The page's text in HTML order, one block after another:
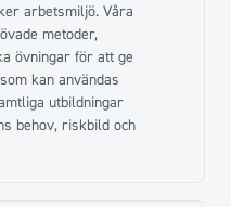
arbetsmiljö. Våra
metoder,
övningar för att ge
kan användas
utbildningar
behov, riskbild och